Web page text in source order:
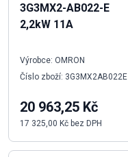
3G3MX2-AB022-E
2,2kW 11A
Výrobce: OMRON
Číslo zboží: 3G3MX2AB022E
20 963,25 Kč
17 325,00 Kč bez DPH